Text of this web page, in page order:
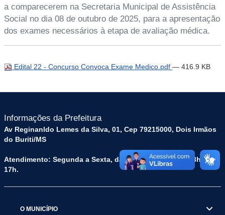
a comparecerem na Secretaria Municipal de Assistência
Social no dia 08 de outubro de 2025, para a apresentação
dos exames necessários à etapa de avaliação médica.
Edital 22 - Concurso Convoca Exame Medico.pdf — 416.9 KB
Informações da Prefeitura
Av Reginanldo Lemes da Silva, 01, Cep 79215000, Dois Irmãos
do Buriti/MS
Atendimento: Segunda a Sexta, das 07h às 11h e das 13h às
17h.
O MUNICÍPIO